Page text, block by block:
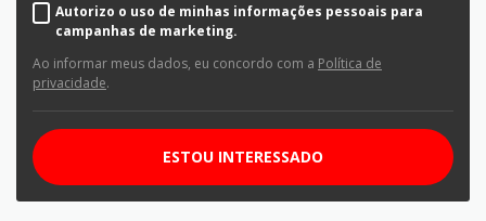
Autorizo o uso de minhas informações pessoais para
campanhas de marketing.
Ao informar meus dados, eu concordo com a Política de
privacidade.
ESTOU INTERESSADO